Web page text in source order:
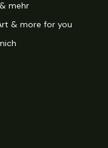
mehr
& more for you